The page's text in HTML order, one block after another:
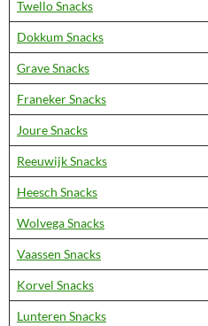
Twello Snacks
Dokkum Snacks
Grave Snacks
Franeker Snacks
Joure Snacks
Reeuwijk Snacks
Heesch Snacks
Wolvega Snacks
Vaassen Snacks
Korvel Snacks
Lunteren Snacks